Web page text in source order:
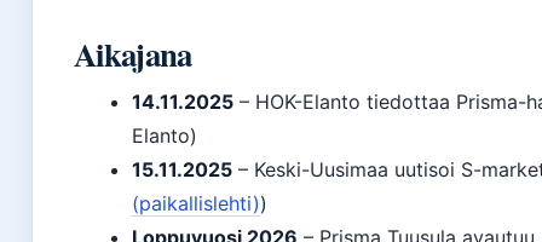
Aikajana
14.11.2025 – HOK-Elanto tiedottaa Prisma-
Elanto)
15.11.2025 – Keski-Uusimaa uutisoi S-
(paikallislehti))